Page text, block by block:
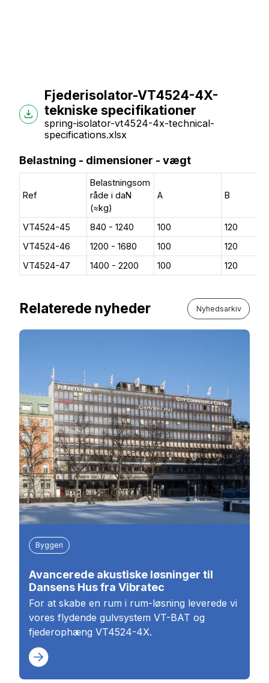
Fjederisolator-VT4524-4X-
tekniske specifikationer
spring-isolator-vt4524-4x-technical-
specifications.xlsx
Belastning - dimensioner - vægt
Ref
Belastningsom
råde i daN
(≈kg)
A B
VT4524-45 840 - 1240 100
120
VT4524-46
1200 - 1680 100
120
VT4524-47
1400 - 2200 100 120
Relaterede nyheder Nyhedsarkiv
Byggeri
Avancerede akustiske løsninger til
Dansens Hus fra Vibratec
For at skabe en rum i rum-løsning leverede vi
vores flydende gulvsystem VT-BAT og
fjederophæng VT4524-4X.